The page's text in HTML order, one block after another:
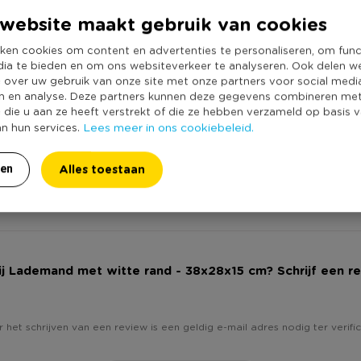
maakt gebruik van cookies
cookies om content en advertenties te personaliseren, om
te bieden en om ons websiteverkeer te analyseren. Ook delen
uw gebruik van onze site met onze partners voor social
en analyse. Deze partners kunnen deze gegevens combineren
u aan ze heeft verstrekt of die ze hebben verzameld op basis
hun services. Lees meer in ons cookiebeleid.
Alles toestaan
spullen die een
speelgoedmand!
Online Only
Materiaal
Productbreedte
Producthoogte
Kleur
Lademand met witte rand - 38x28x15 cm? Schrijf een
het schrijven van een review is een geldig e-mail adres nodig ter